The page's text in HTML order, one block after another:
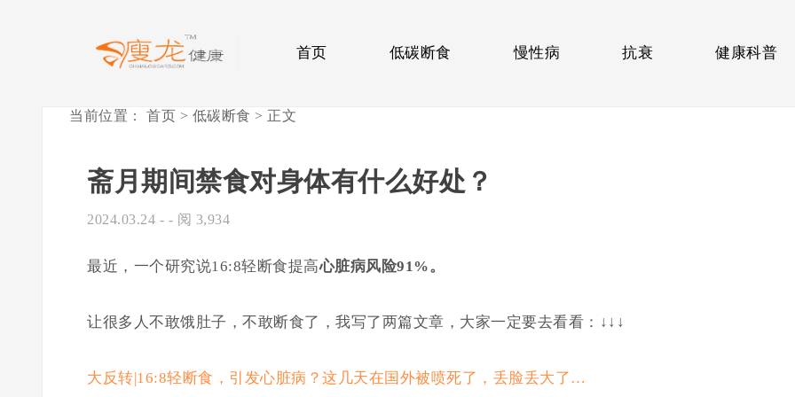
首页 低碳断食 慢性病 抗衰 健康科普
当前位置： 首页 > 低碳断食 > 正文
斋月期间禁食对身体有什么好处？
2024.03.24 - - 阅 3,934
最近，一个研究说16:8轻断食提高心脏病风险91%。
让很多人不敢饿肚子，不敢断食了，我写了两篇文章，大家一定要去看看：↓↓↓
大反转|16:8轻断食，引发心脏病？这几天在国外被喷死了，丢脸丢大了…